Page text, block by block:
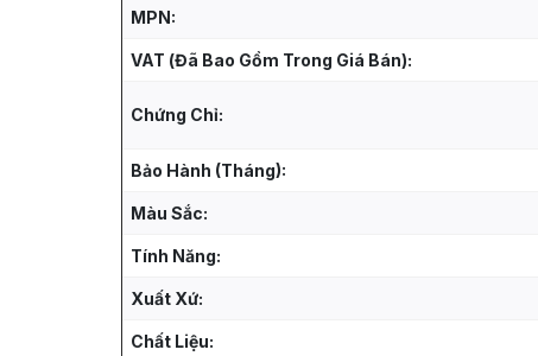
MPN:
VAT (Đã Bao Gồm Trong Giá Bán):
Chứng Chỉ:
Bảo Hành (Tháng):
Màu Sắc:
Tính Năng:
Xuất Xứ:
Chất Liệu: